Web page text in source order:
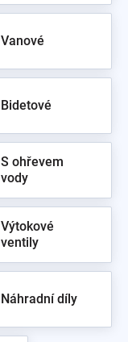
Vanové
Bidetové
S ohřevem
vody
Výtokové
ventily
Náhradní díly